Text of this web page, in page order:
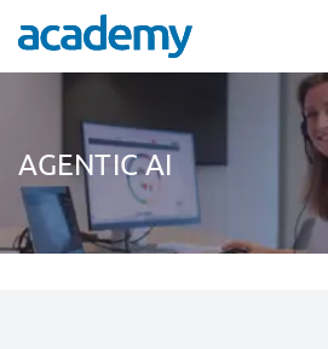
AGENTIC AI